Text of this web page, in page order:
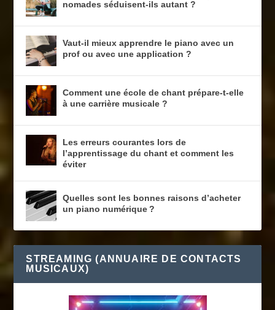
nomades séduisent-ils autant ?
Vaut-il mieux apprendre le piano avec un
prof ou avec une application ?
Comment une école de chant prépare-t-elle
à une carrière musicale ?
Les erreurs courantes lors de
l’apprentissage du chant et comment les
éviter
Quelles sont les bonnes raisons d’acheter
un piano numérique ?
STREAMING (ANNUAIRE DE CONTACTS
MUSICAUX)